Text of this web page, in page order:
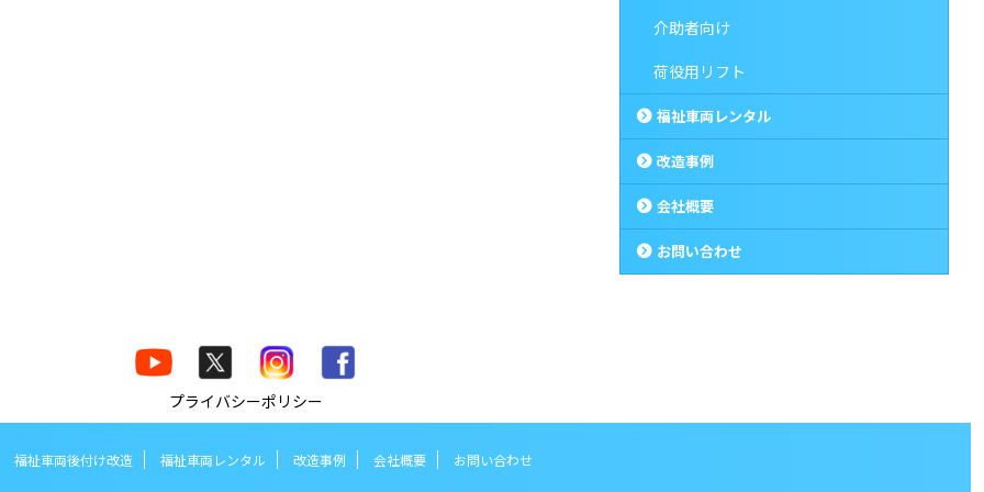
介助者向け
荷役用リフト
福祉車両レンタル
改造事例
会社概要
お問い合わせ
プライバシーポリシー
福祉車両後付け改造 福祉車両レンタル 改造事例 会社概要 お問い合わせ